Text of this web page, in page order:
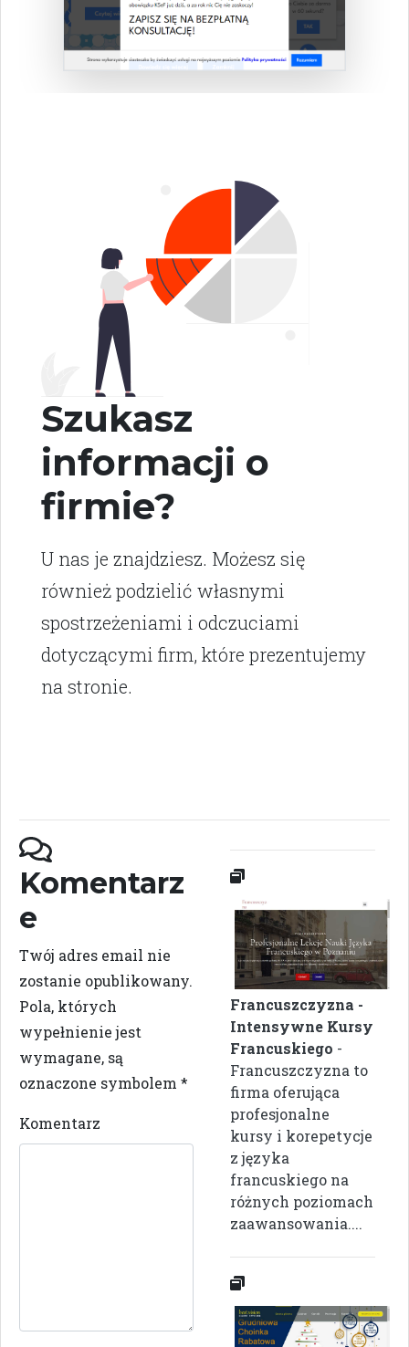
Szukasz
informacji o
firmie?
U nas je znajdziesz. Możesz się
również podzielić własnymi
spostrzeżeniami i odczuciami
dotyczącymi firm, które prezentujemy
na stronie.
Komentarz
e
Twój adres email nie
zostanie opublikowany.
Pola, których
wypełnienie jest
wymagane, są
oznaczone symbolem *
Komentarz
Francuszczyzna -
Intensywne Kursy
Francuskiego -
Francuszczyzna to
firma oferująca
profesjonalne
kursy i korepetycje
z języka
francuskiego na
różnych poziomach
zaawansowania....